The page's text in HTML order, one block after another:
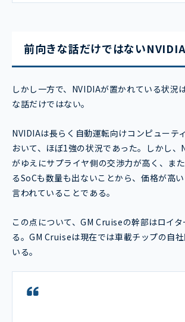
前向きな話だけではない
しかし一方で、NVIDIAが置かれている状況
な話だけではない。
NVIDIAは長らく自動運転向けコンピューテ
おいて、ほぼ1強の状況であった。しかし、
がゆえにサプライヤ側の交渉力が高く、ま
るSoCも数量も出ないことから、価格が高
言われていることである。
この点について、GM Cruiseの幹部はロイタ
る。GM Cruiseは現在では車載チップの自
いる。